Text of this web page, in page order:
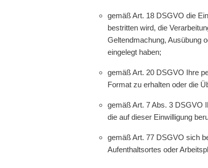
gemäß Art. 18 DSGVO die
bestritten wird, die
Geltendmachung, Ausübung
eingelegt haben;
gemäß Art. 20 DSGVO Ihre
Format zu erhalten oder die
gemäß Art. 7 Abs. 3 DSGVO
die auf dieser Einwilligung
gemäß Art. 77 DSGVO sich
Aufenthaltsortes oder